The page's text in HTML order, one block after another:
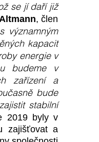
se jí daří již
, člen
významným
kapacit
energie v
budeme v
zařízení a
bude
stabilní
2019 byly v
zajišťovat a